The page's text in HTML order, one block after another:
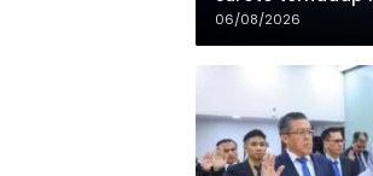
Merah Putih
06/08/2026